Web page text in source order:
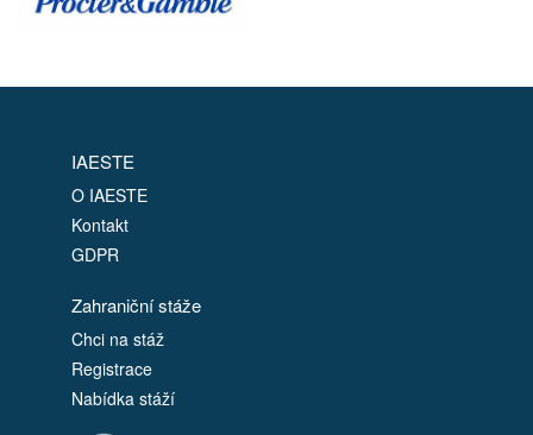
IAESTE
O IAESTE
Kontakt
GDPR
Zahraniční stáže
Chci na stáž
Registrace
Nabídka stáží